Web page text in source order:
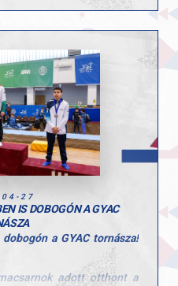
is dobogóra állhatott.
1. hely
hely
erejét és a versenyzők
27
IS DOBOGÓN A GYAC
a GYAC tornásza!
adott otthont a